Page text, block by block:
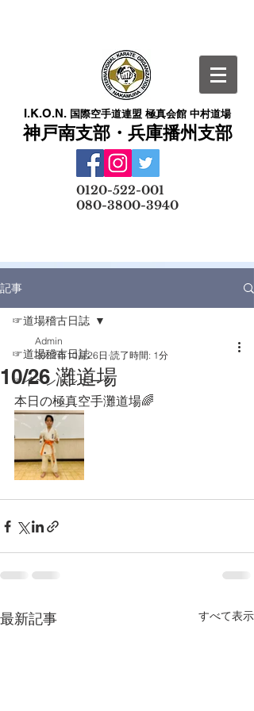
I.K.O.N. 国際空手道連盟 極真会館 中村道場
神戸南支部・兵庫播州支部
0120-522-001
080-3800-3940
記事
☞道場稽古日誌
☞イベントレポート
☞道場稽古日誌
10/26 灘道場
Admin
2022年10月26日 読了時間: 1分
本日の極真空手灘道場🌈
最新記事 すべて表示